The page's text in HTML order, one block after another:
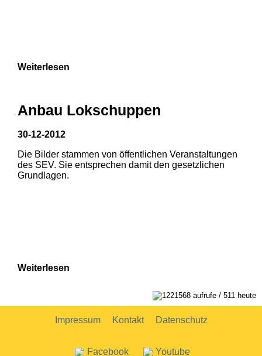
Weiterlesen
Anbau Lokschuppen
30-12-2012
Die Bilder stammen von öffentlichen Veranstaltungen
des SEV. Sie entsprechen damit den gesetzlichen
Grundlagen.
Weiterlesen
1221568 aufrufe / 511 heute
Impressum Kontakt Datenschutz
Facebook Youtube